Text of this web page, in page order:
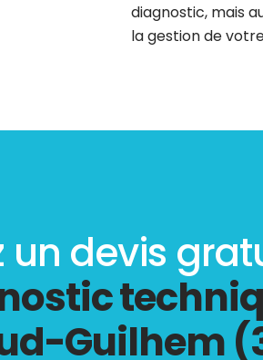
diagnostic, mais
la gestion de
un devis
Guilhem